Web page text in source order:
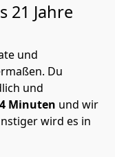
21 Jahre
und
Du
und
4 Minuten und wir
wird es in